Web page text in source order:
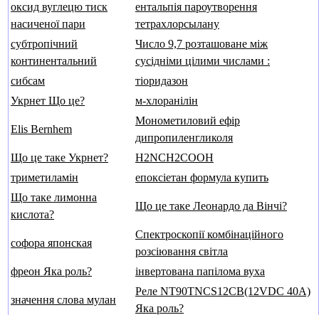
оксид вуглецю тиск
насиченої пари
ентальпія пароутворення
тетрахлорсылану
субтропічний
континентальний
Число 9,7 розташоване між
сусідніми цілими числами :
сибсам
тіоридазон
Укрнет Що це?
м-хлоранілін
Elis Bernhem
Монометиловий ефір
дипропиленгликоля
Що це таке Укрнет?
H2NCH2COOH
триметиламін
епоксіетан формула купить
Що таке лимонна
кислота?
Що це таке Леонардо да Вінчі?
софора японская
Спектроскопії комбінаційного
розсіювання світла
фреон Яка роль?
інвертована папілома вуха
значення слова мулан
Реле NT90TNCS12CB(12VDC 40A)
Яка роль?